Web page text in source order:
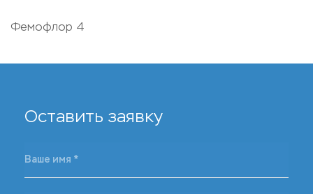
Фемофлор 4
Оставить заявку